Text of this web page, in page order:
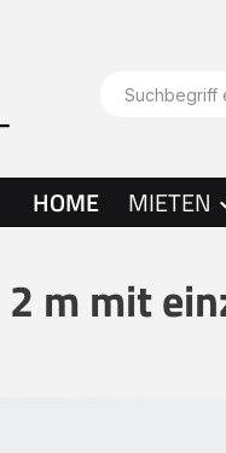
HOME MIETEN
m mit